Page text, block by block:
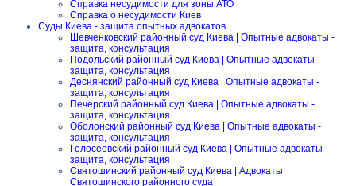
Справка несудимости для зоны АТО
Справка о несудимости Киев
Суды Киева - защита опытных адвокатов
Шевченковский районный суд Киева | Опытные адвокаты -
защита, консультация
Подольский районный суд Киева | Опытные адвокаты -
защита, консультация
Деснянский районный суд Киева | Опытные адвокаты -
защита, консультация
Печерский районный суд Киева | Опытные адвокаты -
защита, консультация
Оболонский районный суд Киева | Опытные адвокаты -
защита, консультация
Голосеевский районный суд Киева | Опытные адвокаты -
защита, консультация
Святошинский районный суд Киева | Адвокаты
Святошинского районного суда